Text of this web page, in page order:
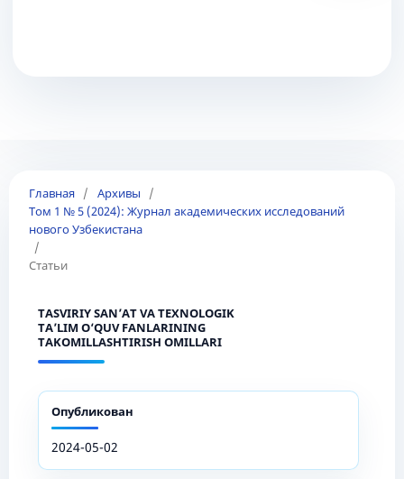
Главная / Архивы
/
Том 1 № 5 (2024): Журнал академических исследований
нового Узбекистана
/
Статьи
TASVIRIY SAN’AT VA TEXNOLOGIK
TA’LIM O‘QUV FANLARINING
TAKOMILLASHTIRISH OMILLARI
Опубликован
2024-05-02